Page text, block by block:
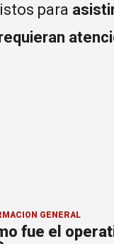
para
GENERAL
fue el